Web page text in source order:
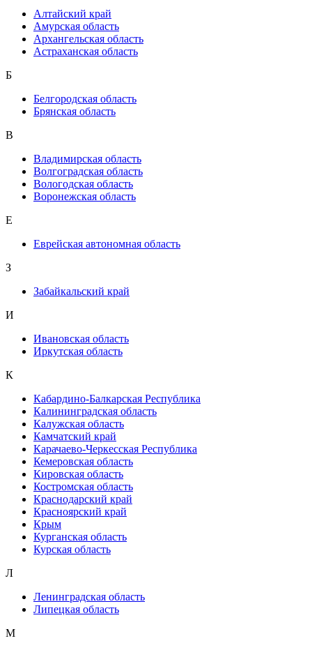
Алтайский край
Амурская область
Архангельская область
Астраханская область
Б
Белгородская область
Брянская область
В
Владимирская область
Волгоградская область
Вологодская область
Воронежская область
Е
Еврейская автономная область
З
Забайкальский край
И
Ивановская область
Иркутская область
К
Кабардино-Балкарская Республика
Калининградская область
Калужская область
Камчатский край
Карачаево-Черкесская Республика
Кемеровская область
Кировская область
Костромская область
Краснодарский край
Красноярский край
Крым
Курганская область
Курская область
Л
Ленинградская область
Липецкая область
М